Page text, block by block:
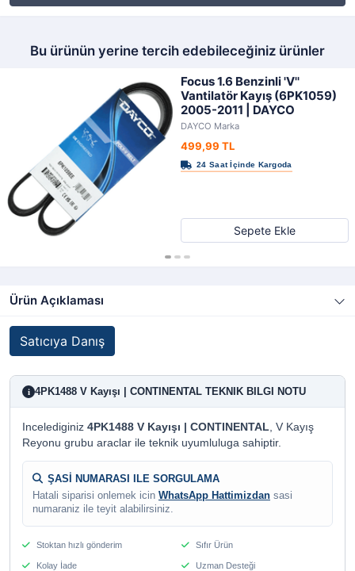
Bu ürünün yerine tercih edebileceğiniz ürünler
Focus 1.6 Benzinli 'V''
Vantilatör Kayış (6PK1059)
2005-2011 | DAYCO
DAYCO Marka
499,99 TL
Sepete Ekle
Ürün Açıklaması
Satıcıya Danış
i 4PK1488 V Kayışı | CONTINENTAL TEKNIK BILGI NOTU
Incelediginiz 4PK1488 V Kayışı | CONTINENTAL, V Kayış
Reyonu grubu araclar ile teknik uyumluluga sahiptir.
ŞASİ NUMARASI ILE SORGULAMA
Hatali siparisi onlemek icin WhatsApp Hattimizdan sasi
numaraniz ile teyit alabilirsiniz.
Stoktan hızlı gönderim Sıfır Ürün
Kolay İade Uzman Desteği